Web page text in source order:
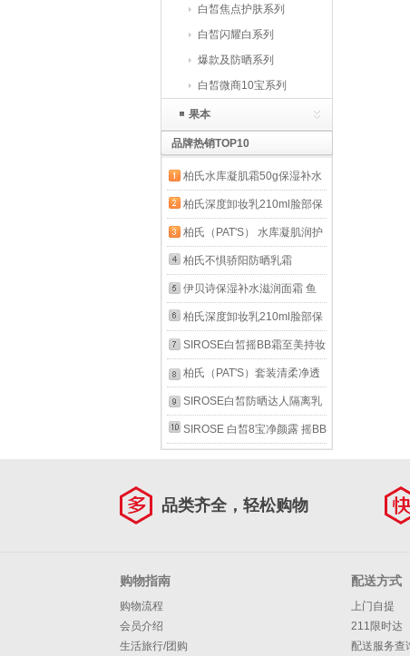
白皙焦点护肤系列
白皙闪耀白系列
爆款及防晒系列
白皙微商10宝系列
果本
品牌热销TOP10
柏氏水库凝肌霜50g保湿补水
面霜（原修护霜升级版）
柏氏深度卸妆乳210ml脸部保
湿洁面 1瓶
柏氏（PAT'S） 水库凝肌润护
霜50g 补水保湿面霜（原修护
霜升级版）
柏氏不惧骄阳防晒乳霜
SPF50+绿色骄阳盾32g遮瑕
户外海边军训清爽不油
伊贝诗保湿补水滋润面霜 鱼
子蛋白弹力霜50g面霜
柏氏深度卸妆乳210ml脸部保
湿洁面 2瓶
SIROSE白皙摇BB霜至美持妆
美颜霜30g朝9晚9粉底升级版
保湿自然修颜轻薄
柏氏（PAT'S）套装清柔净透
洁面乳洗面奶水柔保湿凝露柔
肤水精乳水库凝肌润护霜 凝
SIROSE白皙防晒达人隔离乳
霜 淡绿色 遮瑕户外活动夏天
SIROSE 白皙8宝净颜露 摇BB
150ml洗面奶
品类齐全，轻松购物
购物指南
购物流程
会员介绍
生活旅行/团购
配送方式
上门自提
211限时达
配送服务查